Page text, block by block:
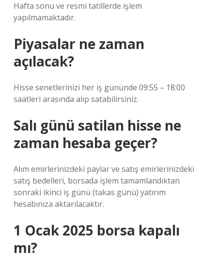
Hafta sonu ve resmi tatillerde işlem
yapılmamaktadır.
Piyasalar ne zaman
açılacak?
Hisse senetlerinizi her iş gününde 09:55 – 18:00
saatleri arasında alıp satabilirsiniz.
Salı günü satilan hisse ne
zaman hesaba geçer?
Alım emirlerinizdeki paylar ve satış emirlerinizdeki
satış bedelleri, borsada işlem tamamlandıktan
sonraki ikinci iş günü (takas günü) yatırım
hesabınıza aktarılacaktır.
1 Ocak 2025 borsa kapalı
mı?